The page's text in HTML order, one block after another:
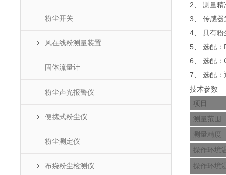
粉尘开关
风在线粉测量装置
固体流量计
粉尘声光报警仪
便携式粉尘仪
粉尘测定仪
布袋粉尘检测仪
2、 测量
3、 传感器
4、 具有粉
5、 选配
6、 选配：
7、 选配：
技术参数
项目
测量范围
测量精度
操作环境
操作环境